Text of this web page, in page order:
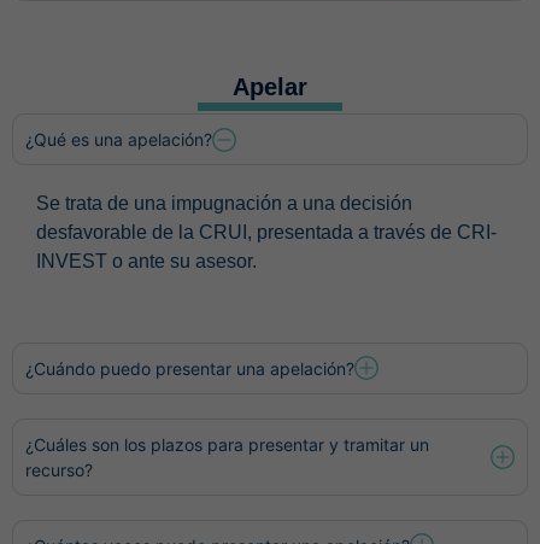
Apelar
¿Qué es una apelación?
Se trata de una impugnación a una decisión
desfavorable de la CRUI, presentada a través de CRI-
INVEST o ante su asesor.
¿Cuándo puedo presentar una apelación?
¿Cuáles son los plazos para presentar y tramitar un
recurso?